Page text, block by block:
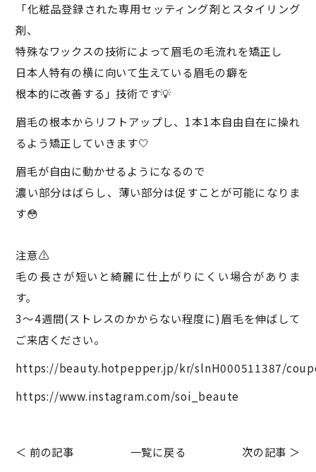
「化粧品登録された専用セッティング剤とスタイリング
剤、
特殊なワックスの技術によって眉毛の毛流れを矯正し
日本人特有の横に向いて生えている眉毛の癖を
根本的に改善する」技術です💡
眉毛の根本からリフトアップし、1本1本自由自在に操れ
るよう矯正していきます🤍
眉毛が自由に動かせるようになるので
濃い部分はばらし、薄い部分は促すことが可能になりま
す😳
注意⚠️
毛の長さが短いと綺麗に仕上がりにくい場合がありま
す。
3〜4週間(ストレスのかからない程度に)眉毛を伸ばして
ご来店ください。
https://beauty.hotpepper.jp/kr/slnH000511387/
https://www.instagram.com/soi_beaute
＜ 前の記事 一覧に戻る 次の記事 ＞